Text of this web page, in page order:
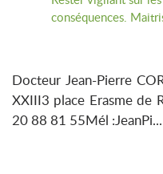
conséquences.
Docteur Jean-Pierre
XXIII3 place Erasme de
20 88 81 55Mél :JeanPi...